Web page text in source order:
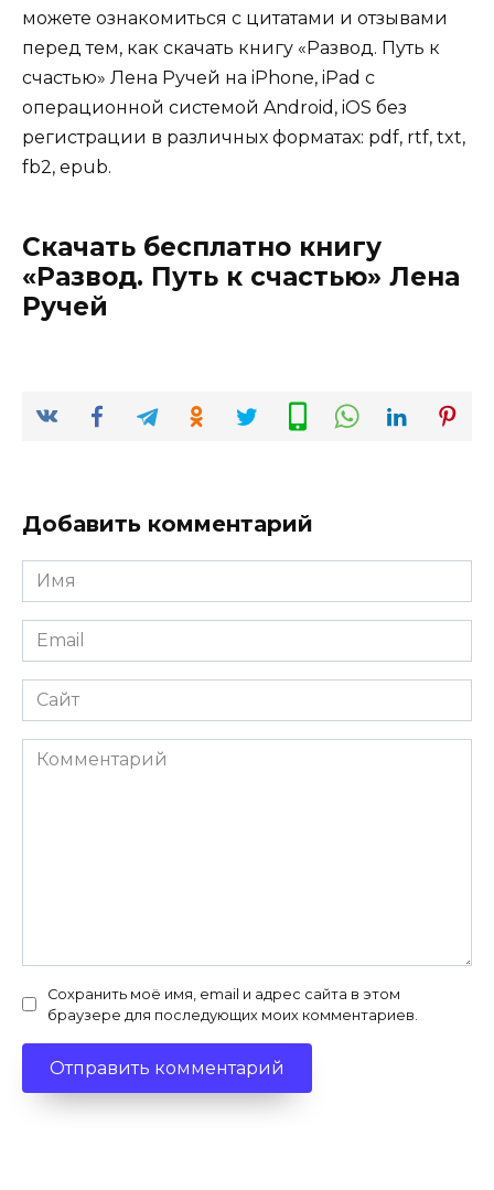
можете ознакомиться с цитатами и отзывами
перед тем, как скачать книгу «Развод. Путь к
счастью» Лена Ручей на iPhone, iPad с
операционной системой Android, iOS без
регистрации в различных форматах: pdf, rtf, txt,
fb2, epub.
Скачать бесплатно книгу
«Развод. Путь к счастью» Лена
Ручей
Добавить комментарий
Имя
*
Email
*
Сайт
Комментарий
Сохранить моё имя, email и адрес сайта в этом
браузере для последующих моих комментариев.